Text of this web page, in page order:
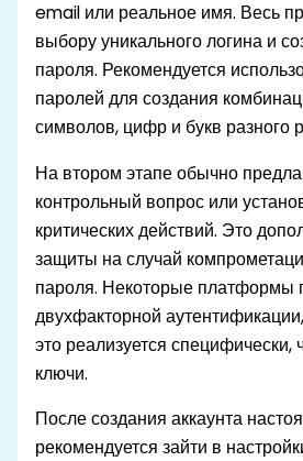
email или реальное имя. Весь
выбору уникального логина и
пароля. Рекомендуется
паролей для создания
символов, цифр и букв разного
На втором этапе обычно
контрольный вопрос или
критических действий. Это
защиты на случай
пароля. Некоторые платформы
двухфакторной
это реализуется специфически,
ключи.
После создания аккаунта
рекомендуется зайти в